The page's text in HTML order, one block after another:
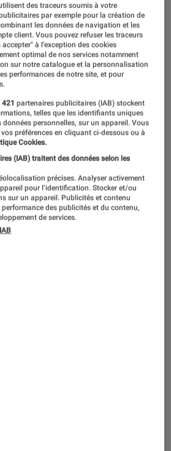
: une cartouche NES a
de 100 000 dollars
• 18 fév. 2019
des traceurs soumis à votre
par exemple pour la création de
les données de navigation et les
client. Vous pouvez refuser les traceurs
à l’exception des cookies
optimal de nos services notamment
sur notre catalogue et la personnalisation
performances de notre site, et pour
421 partenaires publicitaires (IAB) stockent
telles que les identifiants uniques
personnelles, sur un appareil. Vous
préférences en cliquant ci-dessous ou à
Cookies.
(IAB) traitent des données selon les
précises. Analyser activement
pour l’identification. Stocker et/ou
sur un appareil. Publicités et contenu
des publicités et du contenu,
de services.